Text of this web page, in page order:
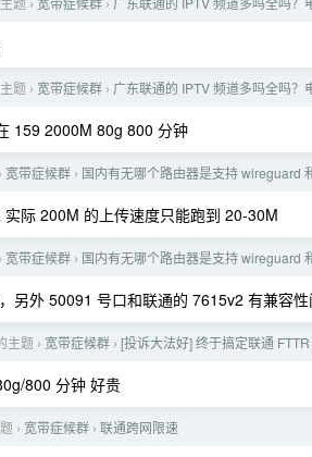
› ›
题 › 宽带症候群 › 广东联通的 IPTV 频道多吗全吗？
159 2000M 80g 800 分钟
› 宽带症候群 › 国内有无哪个路由器是支持 wireguard
际 200M 的上传速度只能跑到 20-30M
› 宽带症候群 › 国内有无哪个路由器是支持 wireguard
另外 50091 号口和联通的 7615v2 有兼容
主题 › 宽带症候群 › [投诉大法好] 终于搞定联通
800 分钟 好贵
› 宽带症候群 › 联通跨网限速